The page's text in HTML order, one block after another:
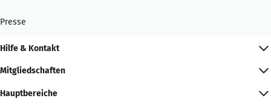
Presse
Hilfe & Kontakt
Mitgliedschaften
Hauptbereiche